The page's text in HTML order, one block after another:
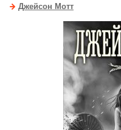
Джейсон Мотт